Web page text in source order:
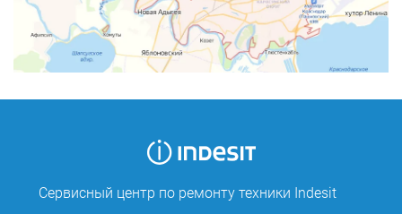
Сервисный центр по ремонту техники Indesit